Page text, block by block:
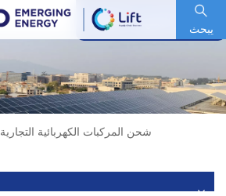
يبحث
رمز السهم : 600153.SH
شحن المركبات الكهربائية التجارية